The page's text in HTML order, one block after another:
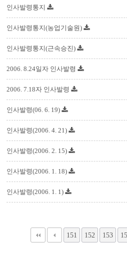
인사발령통지
인사발령통지(농업기술원)
인사발령통지(근속승진)
2006. 8.24일자 인사발령
2006. 7.18자 인사발령
인사발령(06. 6. 19)
인사발령(2006. 4. 21)
인사발령(2006. 2. 15)
인사발령(2006. 1. 18)
인사발령(2006. 1. 1)
151 152 153